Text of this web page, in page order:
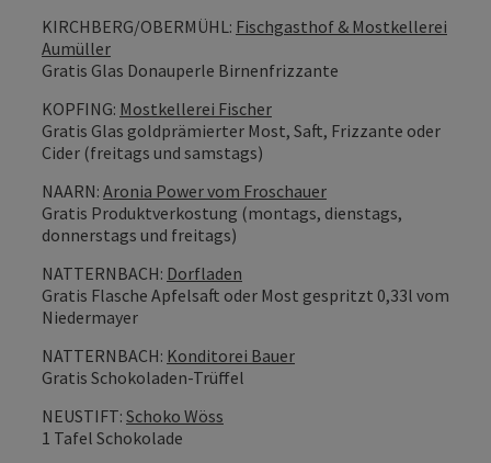
KIRCHBERG/OBERMÜHL: Fischgasthof & Mostkellerei
Aumüller
Gratis Glas Donauperle Birnenfrizzante
KOPFING: Mostkellerei Fischer
Gratis Glas goldprämierter Most, Saft, Frizzante oder
Cider (freitags und samstags)
NAARN: Aronia Power vom Froschauer
Gratis Produktverkostung (montags, dienstags,
donnerstags und freitags)
NATTERNBACH: Dorfladen
Gratis Flasche Apfelsaft oder Most gespritzt 0,33l vom
Niedermayer
NATTERNBACH: Konditorei Bauer
Gratis Schokoladen-Trüffel
NEUSTIFT: Schoko Wöss
1 Tafel Schokolade